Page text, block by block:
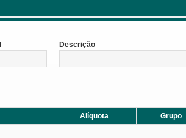
Descrição
Alíquota Grupo